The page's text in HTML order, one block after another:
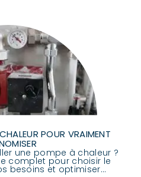
POUR VRAIMENT
une pompe à chaleur ?
complet pour choisir le
besoins et optimiser...